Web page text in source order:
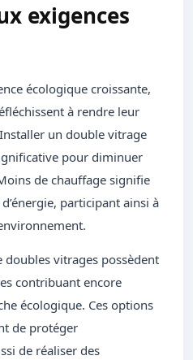
exigences
écologique croissante,
à rendre leur
un double vitrage
pour diminuer
de chauffage signifie
participant ainsi à
doubles vitrages possèdent
contribuant encore
écologique. Ces options
de protéger
de réaliser des